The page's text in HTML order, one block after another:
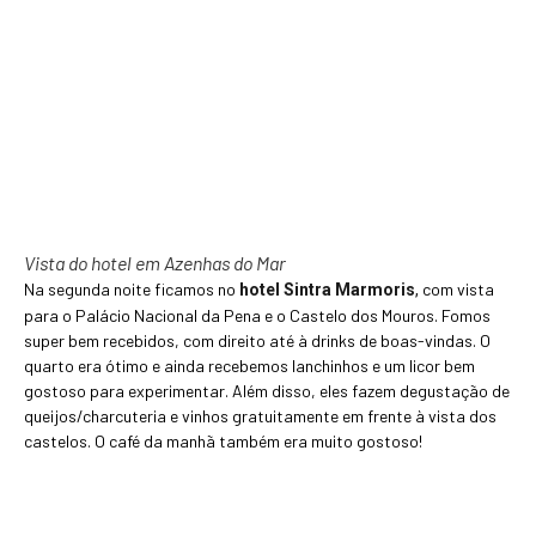
Vista do hotel em Azenhas do Mar
Na segunda noite ficamos no hotel Sintra Marmoris, com vista
para o Palácio Nacional da Pena e o Castelo dos Mouros. Fomos
super bem recebidos, com direito até à drinks de boas-vindas. O
quarto era ótimo e ainda recebemos lanchinhos e um licor bem
gostoso para experimentar. Além disso, eles fazem degustação de
queijos/charcuteria e vinhos gratuitamente em frente à vista dos
castelos. O café da manhã também era muito gostoso!